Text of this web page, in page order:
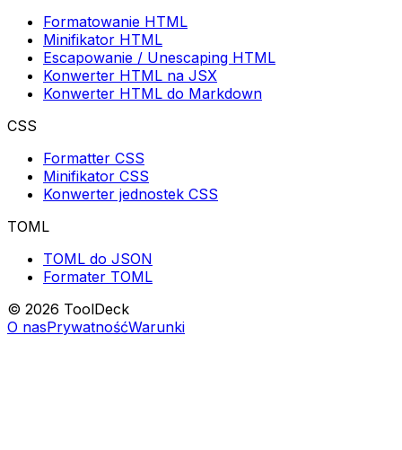
Formatowanie HTML
Minifikator HTML
Escapowanie / Unescaping HTML
Konwerter HTML na JSX
Konwerter HTML do Markdown
CSS
Formatter CSS
Minifikator CSS
Konwerter jednostek CSS
TOML
TOML do JSON
Formater TOML
© 2026 ToolDeck
O nasPrywatnośćWarunki